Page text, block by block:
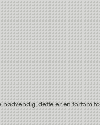
nødvendig, dette er en fortom